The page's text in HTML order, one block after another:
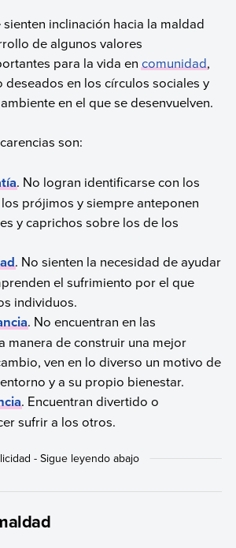
inclinación hacia la maldad
de algunos valores
para la vida en comunidad,
deseados en los círculos sociales y
en el que se desenvuelven.
son:
. No logran identificarse con los
prójimos y siempre anteponen
y caprichos sobre los de los
. No sienten la necesidad de ayudar
el sufrimiento por el que
individuos.
. No encuentran en las
manera de construir una mejor
ven en lo diverso un motivo de
y a su propio bienestar.
. Encuentran divertido o
sufrir a los otros.